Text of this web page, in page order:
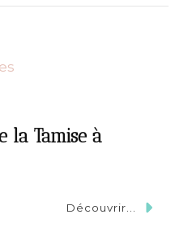
la Tamise à
Découvrir...